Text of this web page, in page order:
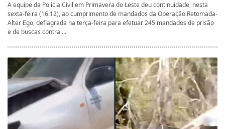
A equipe da Polícia Civil em Primavera do Leste deu continuidade, nesta
sexta-feira (16.12), ao cumprimento de mandados da Operação Retomada-
Alter Ego, deflagrada na terça-feira para efetuar 245 mandados de prisão
e de buscas contra ...